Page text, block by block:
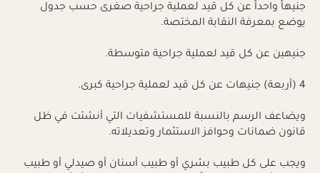
جنيهاً واحداً عن كل قيد لعملية جراحية صغرى حسب جدول
يوضع بمعرفة النقابة المختصة.
جنيهين عن كل قيد لعملية جراحية متوسطة.
4 (أربعة) جنيهات عن كل قيد لعملية جراحية كبرى.
ويضاعف الرسم بالنسبة للمستشفيات التي أنشئت في ظل
قانون ضمانات وحوافز الاستثمار وتعديلاته.
ويجب على كل طبيب بشري أو طبيب أسنان أو صيدلي أو طبيب